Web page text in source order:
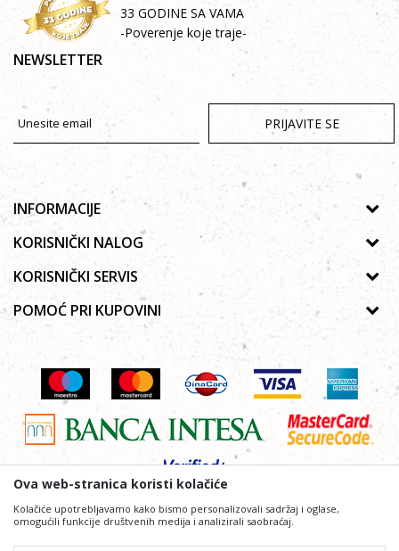
33 GODINE SA VAMA
-Poverenje koje traje-
NEWSLETTER
PRIJAVITE SE
INFORMACIJE
O nama
Galerija
Saradnja
KORISNIČKI NALOG
Uputsvo za registraciju
Zaboravljena lozinka
Moja korpa
KORISNIČKI SERVIS
Politika privatnosti
Autorska prava
Uslovi korišćenja
Uslovi isporuke
Reklamacije
Povraćaj sredstava
POMOĆ PRI KUPOVINI
Kako kupiti Online
Poručivanje telefonom ili e-mailom
Najčešća pitanja
Nastojimo da budemo što precizniji i profesionalniji u opisu proizvoda, prikazu slika i samih
Ova web-stranica koristi kolačiće
Kolačiće upotrebljavamo kako bismo personalizovali sadržaj i oglase,
omogućili funkcije društvenih medija i analizirali saobraćaj.